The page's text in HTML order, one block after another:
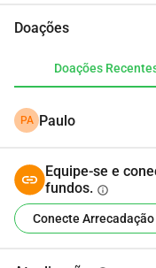
atualização. Então,
Doações
Doações
PA Paulo
Equipe-se e
fundos. info
Conecte Arrecadação